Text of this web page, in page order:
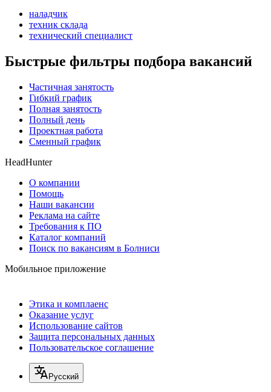
наладчик
техник склада
технический специалист
Быстрые фильтры подбора вакансий
Частичная занятость
Гибкий график
Полная занятость
Полный день
Проектная работа
Сменный график
HeadHunter
О компании
Помощь
Наши вакансии
Реклама на сайте
Требования к ПО
Каталог компаний
Поиск по вакансиям в Болниси
Мобильное приложение
Этика и комплаенс
Оказание услуг
Использование сайтов
Защита персональных данных
Пользовательское соглашение
Русский